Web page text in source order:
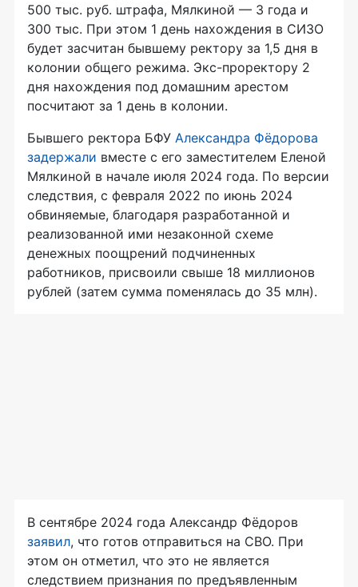
500 тыс. руб. штрафа, Мялкиной — 3 года и
300 тыс. При этом 1 день нахождения в СИЗО
будет засчитан бывшему ректору за 1,5 дня в
колонии общего режима. Экс-проректору 2
дня нахождения под домашним арестом
посчитают за 1 день в колонии.
Бывшего ректора БФУ Александра Фёдорова
задержали вместе с его заместителем Еленой
Мялкиной в начале июля 2024 года. По версии
следствия, с февраля 2022 по июнь 2024
обвиняемые, благодаря разработанной и
реализованной ими незаконной схеме
денежных поощрений подчиненных
работников, присвоили свыше 18 миллионов
рублей (затем сумма поменялась до 35 млн).
В сентябре 2024 года Александр Фёдоров
заявил, что готов отправиться на СВО. При
этом он отметил, что это не является
следствием признания по предъявленным